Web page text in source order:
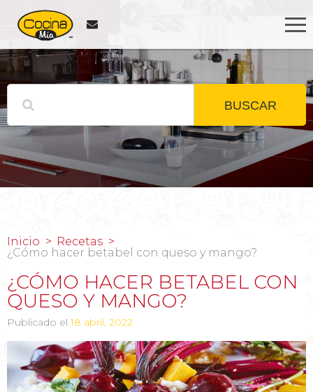
BUSCAR
Inicio
Recetas
¿Cómo hacer betabel con queso y mango?
¿CÓMO HACER BETABEL CON
QUESO Y MANGO?
Publicado el18 abril, 2022